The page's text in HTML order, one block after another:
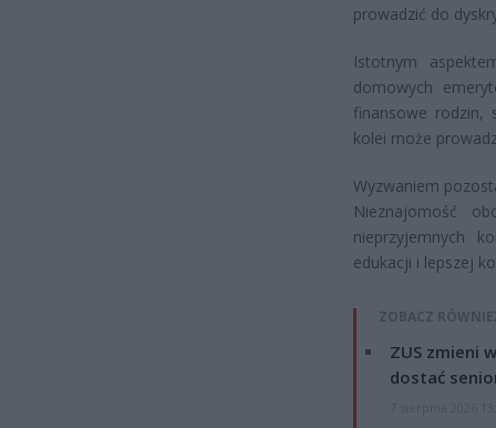
prowadzić do
Istotnym
domowych
finansowe rodzin,
kolei może
Wyzwaniem
Nieznajomość
nieprzyjemnych
edukacji i lepszej
ZOBACZ
ZUS zmieni
dostać